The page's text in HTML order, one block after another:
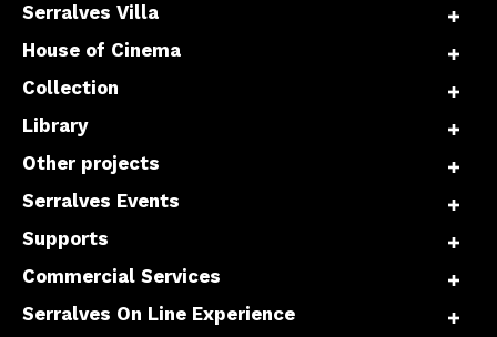
Serralves Villa
House of Cinema
Collection
Library
Other projects
Serralves Events
Supports
Commercial Services
Serralves On Line Experience